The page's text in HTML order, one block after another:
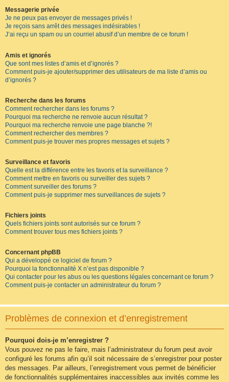
Messagerie privée
Je ne peux pas envoyer de messages privés !
Je reçois sans arrêt des messages indésirables !
J’ai reçu un spam ou un courriel abusif d’un membre de ce forum !
Amis et ignorés
Que sont mes listes d’amis et d’ignorés ?
Comment puis-je ajouter/supprimer des utilisateurs de ma liste d’amis ou
d’ignorés ?
Recherche dans les forums
Comment rechercher dans les forums ?
Pourquoi ma recherche ne renvoie aucun résultat ?
Pourquoi ma recherche renvoie une page blanche ?!
Comment rechercher des membres ?
Comment puis-je trouver mes propres messages et sujets ?
Surveillance et favoris
Quelle est la différence entre les favoris et la surveillance ?
Comment mettre en favoris ou surveiller des sujets ?
Comment surveiller des forums ?
Comment puis-je supprimer mes surveillances de sujets ?
Fichiers joints
Quels fichiers joints sont autorisés sur ce forum ?
Comment trouver tous mes fichiers joints ?
Concernant phpBB
Qui a développé ce logiciel de forum ?
Pourquoi la fonctionnalité X n’est pas disponible ?
Qui contacter pour les abus ou les questions légales concernant ce forum ?
Comment puis-je contacter un administrateur du forum ?
Problèmes de connexion et d’enregistrement
Pourquoi dois-je m’enregistrer ?
Vous pouvez ne pas le faire, mais l’administrateur du forum peut avoir
configuré les forums afin qu’il soit nécessaire de s’enregistrer pour poster
des messages. Par ailleurs, l’enregistrement vous permet de bénéficier
de fonctionnalités supplémentaires inaccessibles aux invités comme les